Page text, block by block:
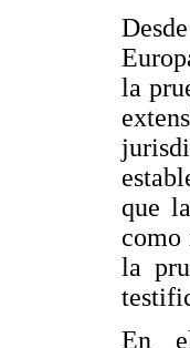
la
que
como
la
En